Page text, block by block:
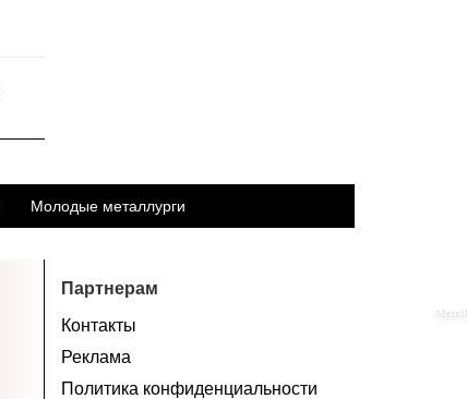
Молодые металлурги
Партнерам
Контакты
Реклама
Политика конфиденциальности